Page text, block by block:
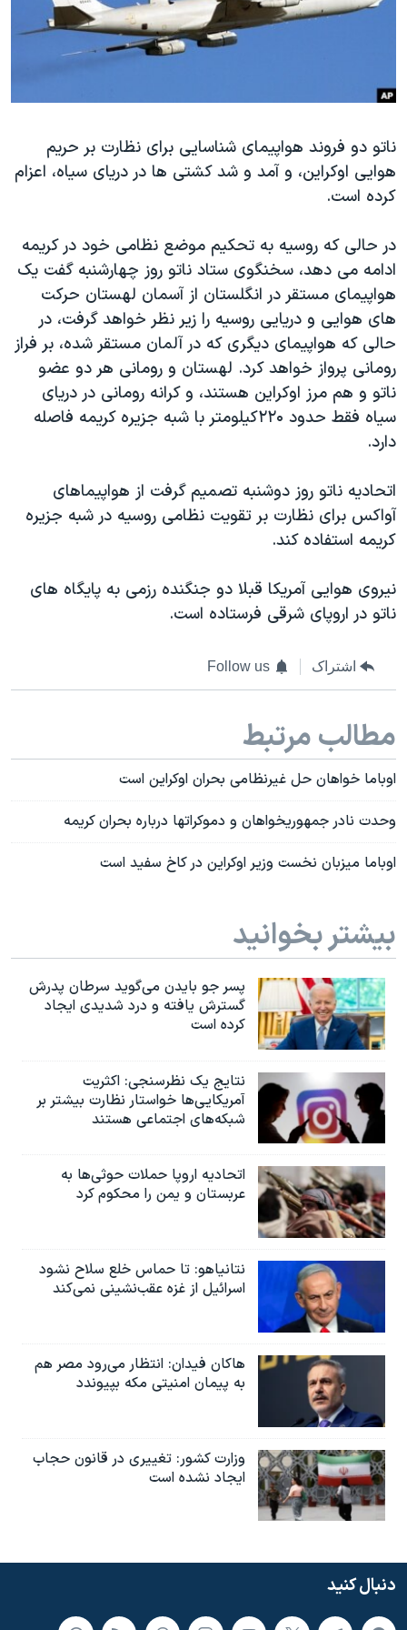
فرهنگ و زندگی
اسرائیل در جنگ
گالری عکس
مستندها
انتخابات ریاست جمهوری آمریکا ۲۰۲۴
ورزش زنان در ایران
اعتراضات زن، زندگی، آزادی
تریبونال مردمی آبان ۹۸
دادگاه حمید نوری
چهل سال گروگان‌گیری
قانون شفافیت دارائی کادر رهبری ایران
اعتراضات مردمی آبان ۹۸
اسرائیل در جنگ
نرگس محمدی برنده جایزه نوبل صلح
صفحه‌های ویژه
سفر پرزیدنت ترامپ به چین
دنبال کنید
زبانهای مختلف
ناتو دو فروند هواپیمای شناسایی برای نظارت بر حریم
هوایی اوکراین، و آمد و شد کشتی ها در دریای سیاه، اعزام
کرده است.
در حالی که روسیه به تحکیم موضع نظامی خود در کریمه
ادامه می دهد، سخنگوی ستاد ناتو روز چهارشنبه گفت یک
هواپیمای مستقر در انگلستان از آسمان لهستان حرکت
های هوایی و دریایی روسیه را زیر نظر خواهد گرفت، در
حالی که هواپیمای دیگری که در آلمان مستقر شده، بر فراز
رومانی پرواز خواهد کرد. لهستان و رومانی هر دو عضو
ناتو و هم مرز اوکراین هستند، و کرانه رومانی در دریای
سیاه فقط حدود ۲۲۰کیلومتر با شبه جزیره کریمه فاصله
دارد.
اتحادیه ناتو روز دوشنبه تصمیم گرفت از هواپیماهای
آواکس برای نظارت بر تقویت نظامی روسیه در شبه جزیره
کریمه استفاده کند.
نیروی هوایی آمریکا قبلا دو جنگنده رزمی به پایگاه های
ناتو در اروپای شرقی فرستاده است.
اشتراک Follow us
مطالب مرتبط
اوباما خواهان حل غیرنظامی بحران اوکراین است
وحدت نادر جمهوریخواهان و دموکراتها درباره بحران کریمه
اوباما میزبان نخست وزیر اوکراین در کاخ سفید است
بیشتر بخوانید
پسر جو بایدن می‌گوید سرطان پدرش
گسترش یافته و درد شدیدی ایجاد
کرده است
نتایج یک نظرسنجی: اکثریت
آمریکایی‌ها خواستار نظارت بیشتر بر
شبکه‌های اجتماعی هستند
اتحادیه اروپا حملات حوثی‌ها به
عربستان و یمن را محکوم کرد
نتانیاهو: تا حماس خلع سلاح نشود
اسرائیل از غزه عقب‌نشینی نمی‌کند
هاکان فیدان: انتظار می‌رود مصر هم
به پیمان امنیتی مکه بپیوندد
وزارت کشور: تغییری در قانون حجاب
ایجاد نشده است
دنبال کنید